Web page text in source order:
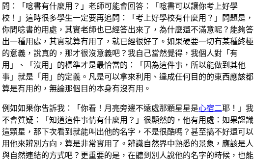
問：「唸書有什麼用？」老師可能會回答：「唸書可以讓你考上好學
校！」這時很多學生一定要再追問：「考上好學校有什麼用？」問題是，
你問唸書的用處，其實老師也已經答出來了，為什麼還不滿意呢？能夠答
出一種用處，其實就算有用了，就已經很好了。如果硬要一切有某種終極
的意義，說真的，那才很沒意義吧？我自己當然覺得，我個人對「有
用」、「沒用」的標準才是最恰當的：「因為這件事，所以能做到其他
事」就是「用」的定義。凡是可以拿來利用、達成任何目的的東西應該都
算是有用的，無論那個目的本身有沒有用。
例如如果你告訴我：「你看！月亮旁邊不遠處那顆星星是心宿二耶！」我
不會質疑：「知道這件事情有什麼用？」很顯然的，他有用處：如果認識
這顆星，那下次看到就能叫出他的名字，不是很酷嗎？甚至搞不好還可以
用他來辨別方向，算是非常實用了。辨識自然界中熟悉的景象，應該是人
與自然連結的方式吧？更重要的是，在聽到別人說他的名字的時候，也能